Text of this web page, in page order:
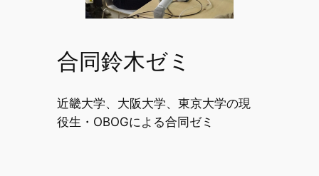
合同鈴木ゼミ
近畿大学、大阪大学、東京大学の現
役生・OBOGによる合同ゼミ